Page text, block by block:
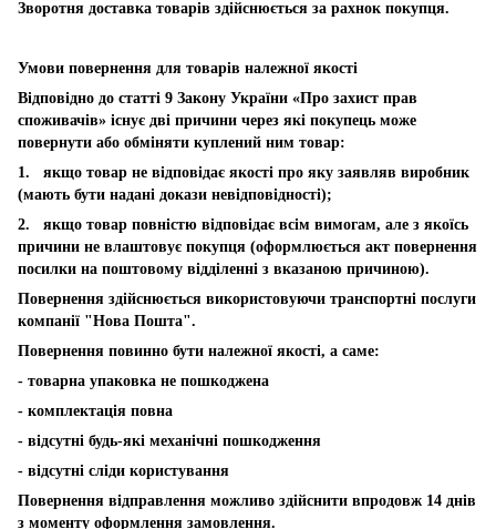
Зворотня доставка товарів здійснюється за рахнок покупця.
Умови повернення для товарів належної якості
Відповідно до статті 9 Закону України «Про захист прав
споживачів» існує дві причини через які покупець може
повернути або обміняти куплений ним товар:
1. якщо товар не відповідає якості про яку заявляв виробник
(мають бути надані докази невідповідності);
2. якщо товар повністю відповідає всім вимогам, але з якоїсь
причини не влаштовує покупця (оформлюється акт повернення
посилки на поштовому відділенні з вказаною причиною).
Повернення здійснюється використовуючи транспортні послуги
компанії "Нова Пошта".
Повернення повинно бути належної якості, а саме:
- товарна упаковка не пошкоджена
- комплектація повна
- відсутні будь-які механічні пошкодження
- відсутні сліди користування
Повернення відправлення можливо здійснити впродовж 14 днів
з моменту оформлення замовлення.